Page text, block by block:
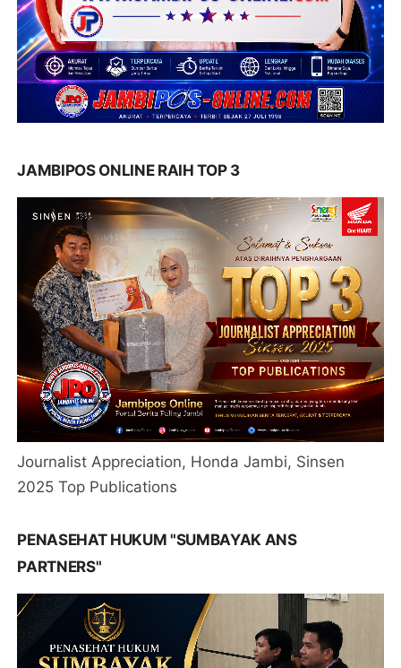
JAMBIPOS ONLINE RAIH TOP 3
Journalist Appreciation, Honda Jambi, Sinsen
2025 Top Publications
PENASEHAT HUKUM "SUMBAYAK ANS
PARTNERS"